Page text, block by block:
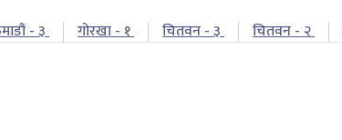
- ३ गोरखा - १ चितवन - ३ चितवन - २